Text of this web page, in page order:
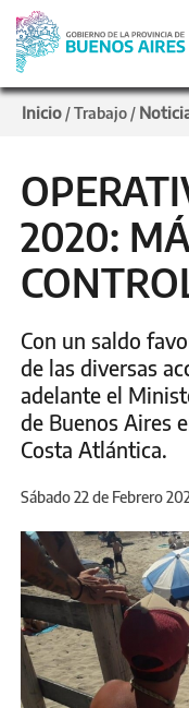
Inicio /Trabajo /
2020:
Con un saldo
de las diversas
adelante el
de Buenos Aires
Costa Atlántica.
Sábado 22 de Febrero